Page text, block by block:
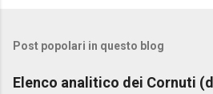
m
e
Post popolari in questo blog
Elenco analitico dei Cornuti